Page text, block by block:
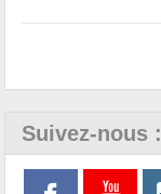
Suivez-nous :